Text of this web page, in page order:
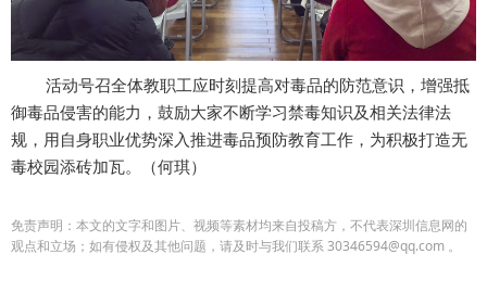
活动号召全体教职工应时刻提高对毒品的防范意识，增强抵
御毒品侵害的能力，鼓励大家不断学习禁毒知识及相关法律法
规，用自身职业优势深入推进毒品预防教育工作，为积极打造无
毒校园添砖加瓦。（何琪）
免责声明：本文的文字和图片、视频等素材均来自投稿方，不代表深圳信息网的
观点和立场；如有侵权及其他问题，请及时与我们联系 30346594@qq.com 。